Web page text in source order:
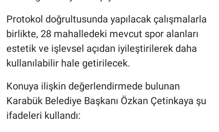
Protokol doğrultusunda yapılacak çalışmalarla
birlikte, 28 mahalledeki mevcut spor alanları
estetik ve işlevsel açıdan iyileştirilerek daha
kullanılabilir hale getirilecek.
Konuya ilişkin değerlendirmede bulunan
Karabük Belediye Başkanı Özkan Çetinkaya şu
ifadeleri kullandı: